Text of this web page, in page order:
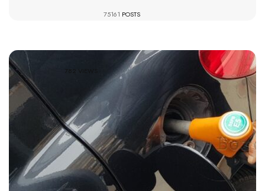
75161 POSTS
782 VIEWS